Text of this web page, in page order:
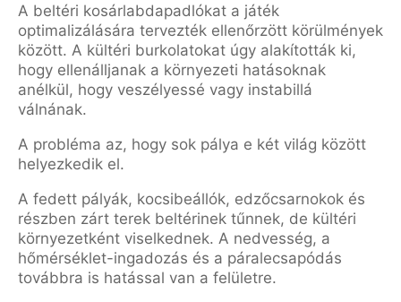
A beltéri kosárlabdapadlókat a játék
optimalizálására tervezték ellenőrzött körülmények
között. A kültéri burkolatokat úgy alakították ki,
hogy ellenálljanak a környezeti hatásoknak
anélkül, hogy veszélyessé vagy instabillá
válnának.
A probléma az, hogy sok pálya e két világ között
helyezkedik el.
A fedett pályák, kocsibeállók, edzőcsarnokok és
részben zárt terek beltérinek tűnnek, de kültéri
környezetként viselkednek. A nedvesség, a
hőmérséklet-ingadozás és a páralecsapódás
továbbra is hatással van a felületre.